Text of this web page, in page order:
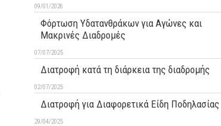
09/01/2026
Φόρτωση Υδατανθράκων για Αγώνες και
Μακρινές Διαδρομές
07/07/2025
Διατροφή κατά τη διάρκεια της διαδρομής
02/07/2025
Διατροφή για Διαφορετικά Είδη Ποδηλασίας
29/04/2025